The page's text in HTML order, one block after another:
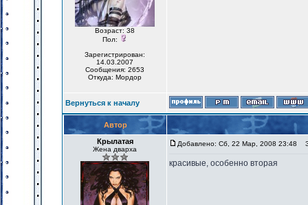
Возраст: 38
Пол:
Зарегистрирован:
14.03.2007
Сообщения: 2653
Откуда: Мордор
Вернуться к началу
Автор
Крылатая
Жена дварха
Добавлено: Сб, 22 Мар, 2008 23:48
красивые, особенно вторая